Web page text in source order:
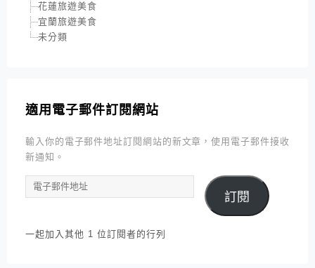
花蓮旅遊美食
宜蘭旅遊美食
未分類
適用電子郵件訂閱網站
輸入你的電子郵件地址訂閱網站的新文章，使用電子郵件接收
新通知。
電
子
件
訂閱
一起加入其他 1 位訂閱者的行列